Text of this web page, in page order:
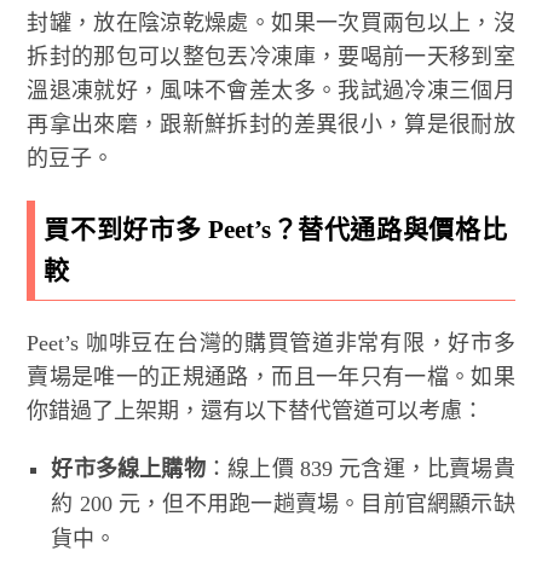
封罐，放在陰涼乾燥處。如果一次買兩包以上，沒
拆封的那包可以整包丟冷凍庫，要喝前一天移到室
溫退凍就好，風味不會差太多。我試過冷凍三個月
再拿出來磨，跟新鮮拆封的差異很小，算是很耐放
的豆子。
買不到好市多 Peet’s？替代通路與價格比
較
Peet’s 咖啡豆在台灣的購買管道非常有限，好市多
賣場是唯一的正規通路，而且一年只有一檔。如果
你錯過了上架期，還有以下替代管道可以考慮：
好市多線上購物：線上價 839 元含運，比賣場貴
約 200 元，但不用跑一趟賣場。目前官網顯示缺
貨中。